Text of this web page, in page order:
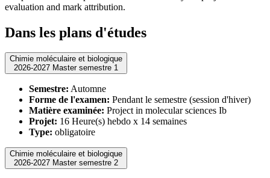
evaluation and mark attribution.
Dans les plans d'études
Chimie moléculaire et biologique
2026-2027 Master semestre 1
Semestre: Automne
Forme de l'examen: Pendant le semestre (session d'hiver)
Matière examinée: Project in molecular sciences Ib
Projet: 16 Heure(s) hebdo x 14 semaines
Type: obligatoire
Chimie moléculaire et biologique
2026-2027 Master semestre 2